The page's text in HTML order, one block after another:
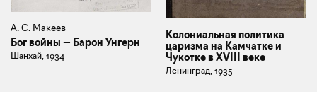
А. С. Макеев
Бог войны — Барон Унгерн
Шанхай, 1934
Колониальная политика
царизма на Камчатке и
Чукотке в XVIII веке
Ленинград, 1935